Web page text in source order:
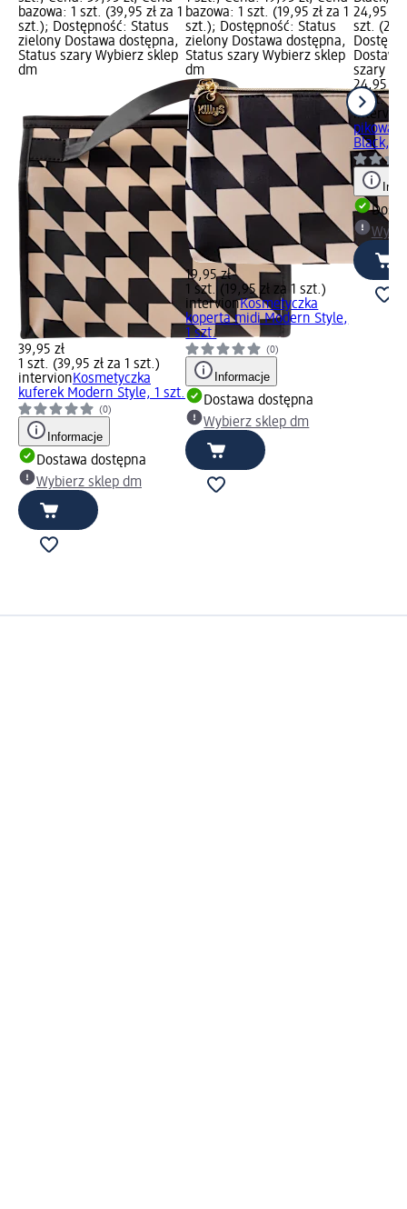
bazowa: 1 szt. (39,95 zł za 1
szt.); Dostępność: Status
zielony Dostawa dostępna,
Status szary Wybierz sklep
dm
39,95 zł
1 szt. (39,95 zł za 1 szt.)
intervionKosmetyczka
kuferek Modern Style, 1 szt.
(0)
Informacje
Dostawa dostępna
Wybierz sklep dm
bazowa: 1 szt. (19,95 zł za 1
szt.); Dostępność: Status
zielony Dostawa dostępna,
Status szary Wybierz sklep
dm
19,95 zł
1 szt. (19,95 zł za 1 szt.)
intervionKosmetyczka
koperta midi Modern Style,
1 szt.
(0)
Informacje
Dostawa dostępna
Wybierz sklep dm
24,95
szt.
szary
24,95 zł
1 szt.
intervion
Black,